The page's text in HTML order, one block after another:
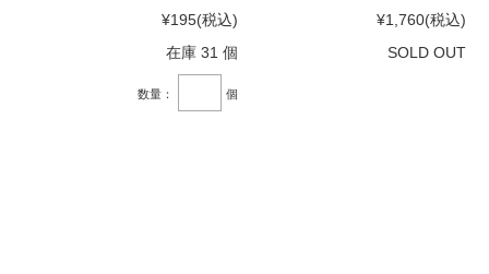
¥195(税込)
在庫 31 個
数量： 個
¥1,760(税込)
SOLD OUT